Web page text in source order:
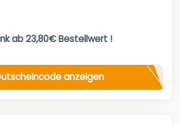
ab 23,80€ Bestellwert !
anzeigen